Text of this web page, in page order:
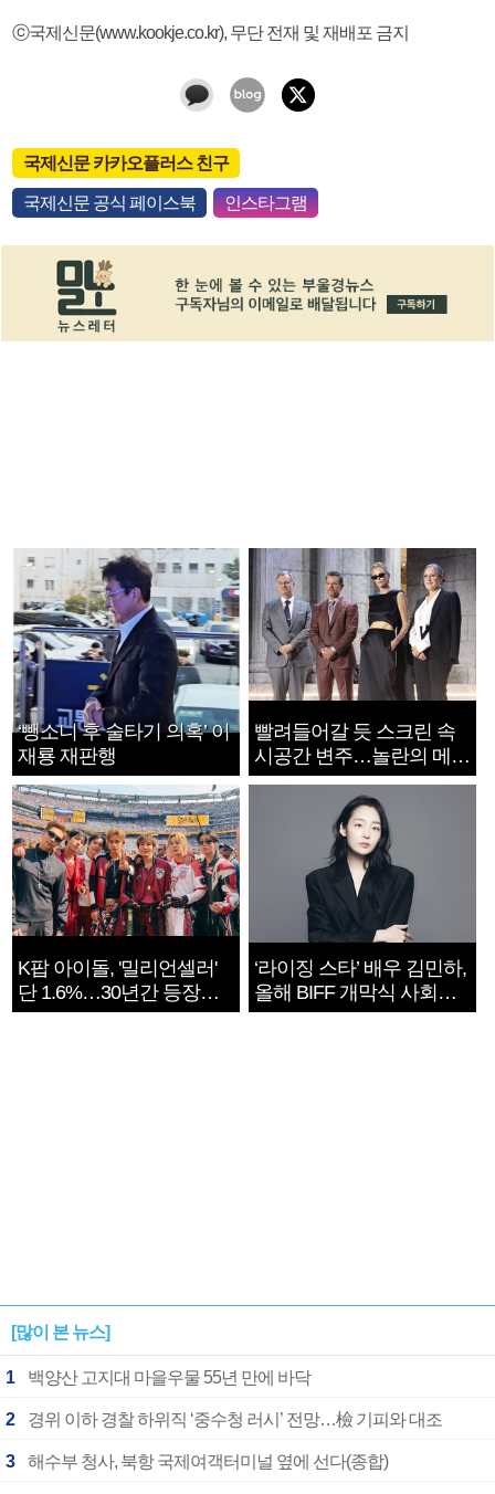
ⓒ국제신문(www.kookje.co.kr), 무단 전재 및 재배포 금지
국제신문 카카오플러스 친구
국제신문 공식 페이스북 인스타그램
‘뺑소니 후 술타기 의혹’ 이
재룡 재판행
빨려들어갈 듯 스크린 속
시공간 변주…놀란의 메시
지는 ‘전쟁 속죄’
K팝 아이돌, '밀리언셀러'
단 1.6%…30년간 등장
1182개팀 전수조사
‘라이징 스타’ 배우 김민하,
올해 BIFF 개막식 사회자
확정
[많이 본 뉴스]
1 백양산 고지대 마을우물 55년 만에 바닥
2 경위 이하 경찰 하위직 ‘중수청 러시’ 전망…檢 기피와 대조
3 해수부 청사, 북항 국제여객터미널 옆에 선다(종합)